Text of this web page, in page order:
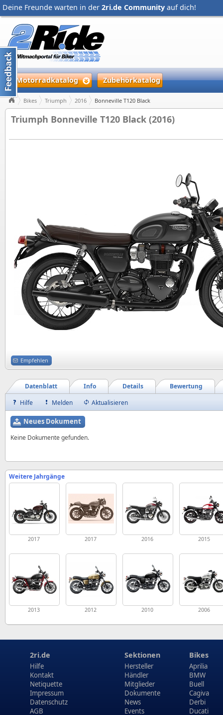
Deine Freunde warten in der 2ri.de Community auf dich!
Motorradkatalog Zubehörkatalog
Bikes Triumph 2016 Bonneville T120 Black
Triumph Bonneville T120 Black (2016)
Empfehlen
Bewertung
Details
Info
Datenblatt
Hilfe
Melden Aktualisieren
Neues Dokument
Keine Dokumente gefunden.
Weitere Jahrgänge
2017 2017 2016 2015
2013 2012 2010 2006
2ri.de
Hilfe
Kontakt
Netiquette
Impressum
Datenschutz
AGB
Sektionen
Hersteller
Händler
Mitglieder
Dokumente
News
Events
Bikes
Aprilia
BMW
Buell
Cagiva
Derbi
Ducati